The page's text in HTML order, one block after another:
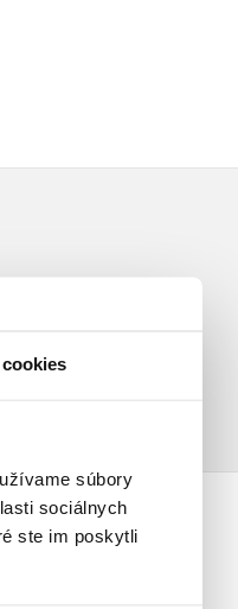
súbory
sociálnych
ste im poskytli